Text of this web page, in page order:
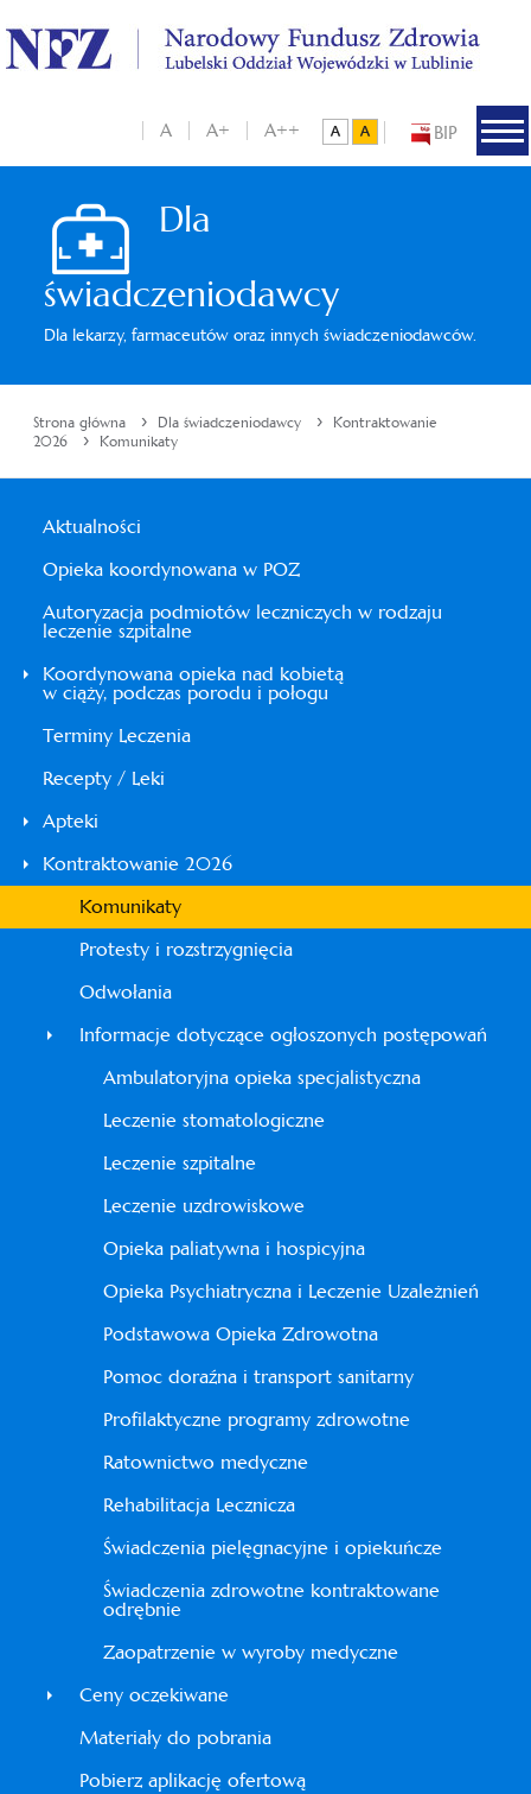
BIP
A A+ A++
Dla
świadczeniodawcy
Dla lekarzy, farmaceutów oraz innych świadczeniodawców.
Strona główna › Dla świadczeniodawcy › Kontraktowanie
2026
› Komunikaty
Aktualności
Opieka koordynowana w POZ
Autoryzacja podmiotów leczniczych w rodzaju
leczenie szpitalne
Koordynowana opieka nad kobietą
w ciąży, podczas porodu i połogu
Terminy Leczenia
Recepty / Leki
Apteki
Kontraktowanie 2026
Komunikaty
Protesty i rozstrzygnięcia
Odwołania
Informacje dotyczące ogłoszonych postępowań
Ambulatoryjna opieka specjalistyczna
Leczenie stomatologiczne
Leczenie szpitalne
Leczenie uzdrowiskowe
Opieka paliatywna i hospicyjna
Opieka Psychiatryczna i Leczenie Uzależnień
Podstawowa Opieka Zdrowotna
Pomoc doraźna i transport sanitarny
Profilaktyczne programy zdrowotne
Ratownictwo medyczne
Rehabilitacja Lecznicza
Świadczenia pielęgnacyjne i opiekuńcze
Świadczenia zdrowotne kontraktowane
odrębnie
Zaopatrzenie w wyroby medyczne
Ceny oczekiwane
Materiały do pobrania
Pobierz aplikację ofertową